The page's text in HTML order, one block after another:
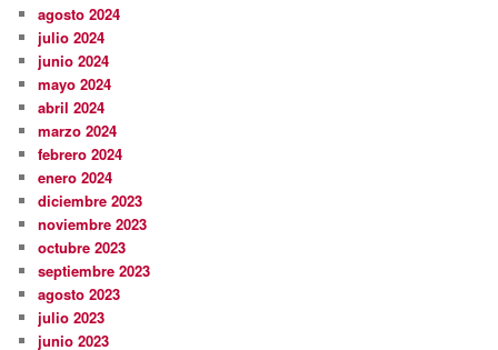
agosto 2024
julio 2024
junio 2024
mayo 2024
abril 2024
marzo 2024
febrero 2024
enero 2024
diciembre 2023
noviembre 2023
octubre 2023
septiembre 2023
agosto 2023
julio 2023
junio 2023